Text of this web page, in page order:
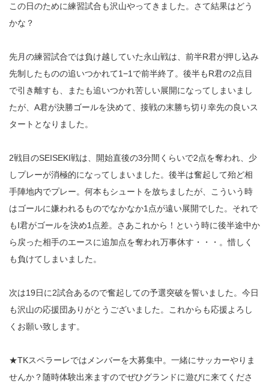
この日のために練習試合も沢山やってきました。さて結果はどう
かな？
先月の練習試合では負け越していた永山戦は、前半R君が押し込み
先制したものの追いつかれて1−1で前半終了。後半もR君の2点目
で引き離すも、またも追いつかれ苦しい展開になってしまいまし
たが、A君が決勝ゴールを決めて、接戦の末勝ち切り幸先の良いス
タートとなりました。
2戦目のSEISEKI戦は、開始直後の3分間くらいで2点を奪われ、少
しプレーが消極的になってしまいました。後半は奮起して殆ど相
手陣地内でプレー。何本もシュートを放ちましたが、こういう時
はゴールに嫌われるものでなかなか1点が遠い展開でした。それで
もI君がゴールを決め1点差。さあこれから！という時に後半途中か
ら戻った相手のエースに追加点を奪われ万事休す・・・。惜しく
も負けてしまいました。
次は19日に2試合あるので奮起しての予選突破を誓いました。今日
も沢山の応援団ありがとうございました。これからも応援よろし
くお願い致します。
★TKスペラーレではメンバーを大募集中。一緒にサッカーやりま
せんか？随時体験出来ますのでぜひグランドに遊びに来てくださ